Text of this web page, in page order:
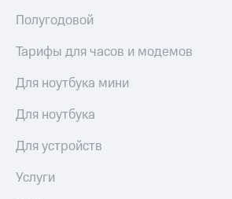
Полугодовой
Тарифы для часов и модемов
Для ноутбука мини
Для ноутбука
Для устройств
Услуги